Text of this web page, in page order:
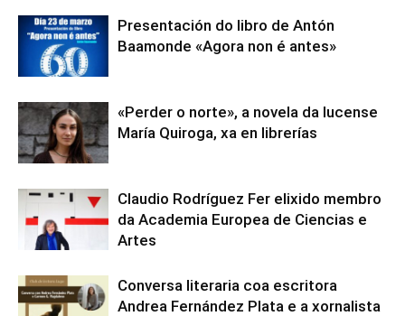
Presentación do libro de Antón
Baamonde «Agora non é antes»
«Perder o norte», a novela da lucense
María Quiroga, xa en librerías
Claudio Rodríguez Fer elixido membro
da Academia Europea de Ciencias e
Artes
Conversa literaria coa escritora
Andrea Fernández Plata e a xornalista